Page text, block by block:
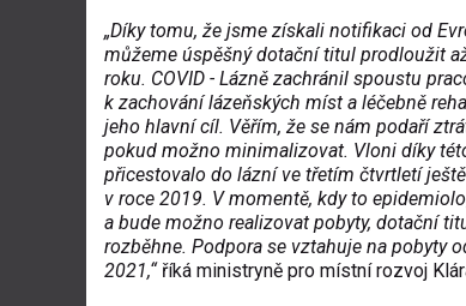
„Díky tomu, že jsme získali notifikaci od
můžeme úspěšný dotační titul prodloužit
roku. COVID - Lázně zachránil spoustu
k zachování lázeňských míst a léčebně
jeho hlavní cíl. Věřím, že se nám podaří
pokud možno minimalizovat. Vloni díky
přicestovalo do lázní ve třetím čtvrtletí
v roce 2019. V momentě, kdy to
a bude možno realizovat pobyty, dotační
rozběhne. Podpora se vztahuje na pobyty
2021,“říká ministryně pro místní rozvoj